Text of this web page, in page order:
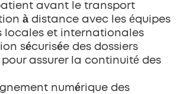
avant le transport
à distance avec les équipes
locales et internationales
sécurisée des dossiers
pour assurer la continuité des
numérique des